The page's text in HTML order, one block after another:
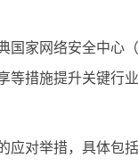
国家网络安全中心（
措施提升关键行
应对举措，具体包